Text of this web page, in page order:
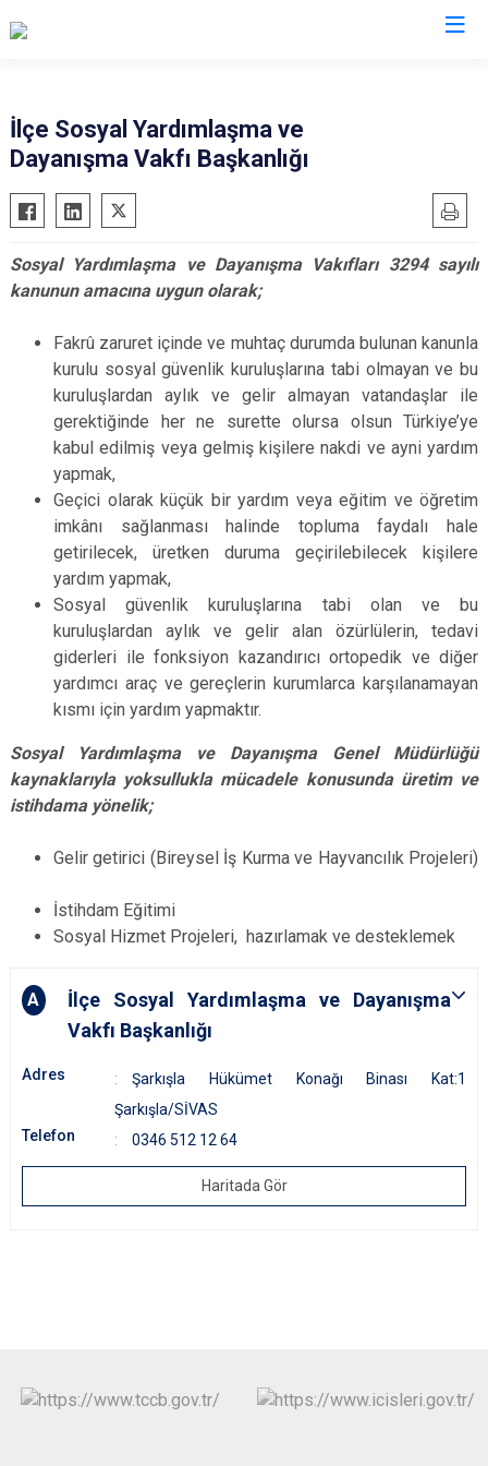
Akıncılar
Altınyayla
Doğanşar
Gölova
İmranlı
Şarkışla
Suşehri
Ulaş
Yıldızeli
Zara
İlçe Sosyal Yardımlaşma ve
Dayanışma Vakfı Başkanlığı
Sosyal Yardımlaşma ve Dayanışma Vakıfları 3294 sayılı
kanunun amacına uygun olarak;
Fakrû zaruret içinde ve muhtaç durumda bulunan kanunla
kurulu sosyal güvenlik kuruluşlarına tabi olmayan ve bu
kuruluşlardan aylık ve gelir almayan vatandaşlar ile
gerektiğinde her ne surette olursa olsun Türkiye’ye
kabul edilmiş veya gelmiş kişilere nakdi ve ayni yardım
yapmak,
Geçici olarak küçük bir yardım veya eğitim ve öğretim
imkânı sağlanması halinde topluma faydalı hale
getirilecek, üretken duruma geçirilebilecek kişilere
yardım yapmak,
Sosyal güvenlik kuruluşlarına tabi olan ve bu
kuruluşlardan aylık ve gelir alan özürlülerin, tedavi
giderleri ile fonksiyon kazandırıcı ortopedik ve diğer
yardımcı araç ve gereçlerin kurumlarca karşılanamayan
kısmı için yardım yapmaktır.
Sosyal Yardımlaşma ve Dayanışma Genel Müdürlüğü
kaynaklarıyla yoksullukla mücadele konusunda üretim ve
istihdama yönelik;
Gelir getirici (Bireysel İş Kurma ve Hayvancılık Projeleri)
İstihdam Eğitimi
Sosyal Hizmet Projeleri, hazırlamak ve desteklemek
A
İlçe Sosyal Yardımlaşma ve Dayanışma
Vakfı Başkanlığı
Adres
Şarkışla Hükümet Konağı Binası Kat:1
Şarkışla/SİVAS
Telefon
0346 512 12 64
Haritada Gör